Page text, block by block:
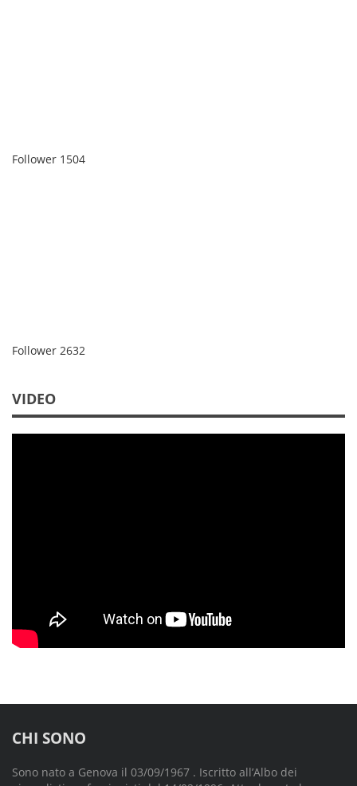
Follower 1504
Follower 2632
VIDEO
CHI SONO
Sono nato a Genova il 03/09/1967 . Iscritto all’Albo dei